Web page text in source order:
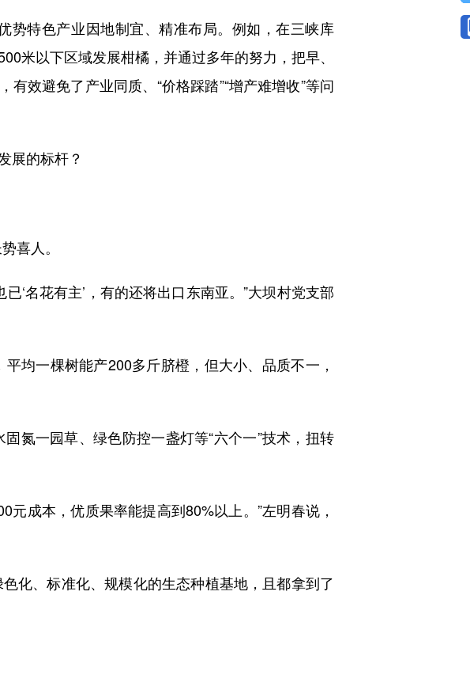
特色产业因地制宜、精准布局。例如，在三峡库
米以下区域发展柑橘，并通过多年的努力，把早、
效避免了产业同质、“价格踩踏”“增产难增收”等问
展的标杆？
喜人。
名花有主’，有的还将出口东南亚。”大坝村党支部
一棵树能产200多斤脐橙，但大小、品质不一，
一园草、绿色防控一盏灯等“六个一”技术，扭转
成本，优质果率能提高到80%以上。”左明春说，
、标准化、规模化的生态种植基地，且都拿到了